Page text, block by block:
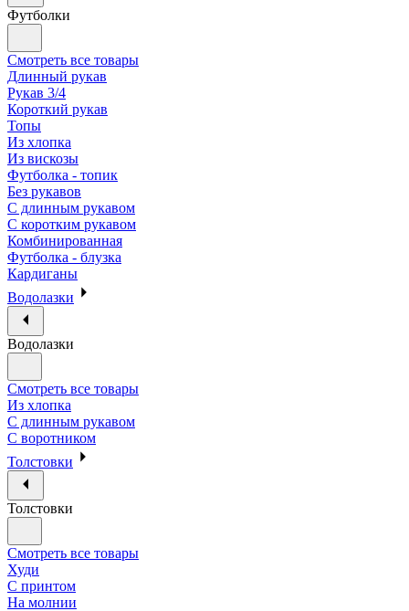
Футболки
Смотреть все товары
Длинный рукав
Рукав 3/4
Короткий рукав
Топы
Из хлопка
Из вискозы
Футболка - топик
Без рукавов
С длинным рукавом
С коротким рукавом
Комбинированная
Футболка - блузка
Кардиганы
Водолазки
Водолазки
Смотреть все товары
Из хлопка
С длинным рукавом
С воротником
Толстовки
Толстовки
Смотреть все товары
Худи
С принтом
На молнии